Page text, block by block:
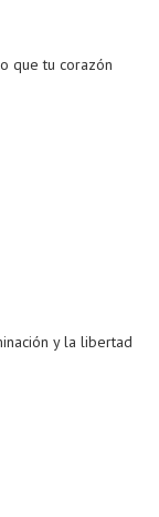
que tu corazón
y la libertad